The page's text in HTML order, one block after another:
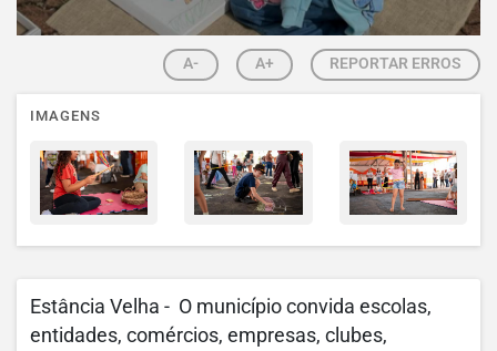
A- A+ REPORTAR ERROS
IMAGENS
Estância Velha - O município convida escolas,
entidades, comércios, empresas, clubes,